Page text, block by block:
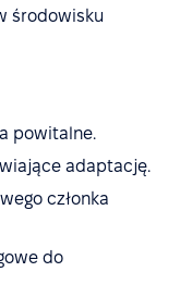
środowisku
powitalne.
adaptację.
członka
do